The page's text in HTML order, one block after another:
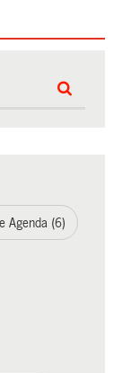
Agenda (6)